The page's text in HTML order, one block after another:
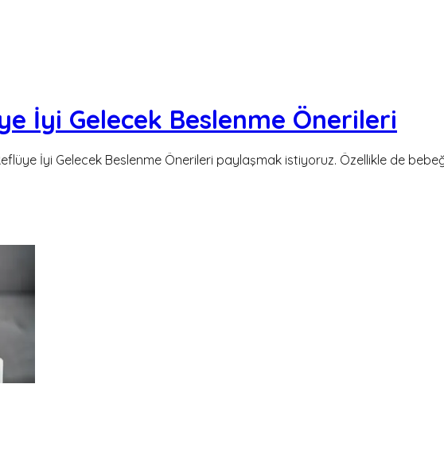
İyi Gelecek Beslenme Önerileri
İyi Gelecek Beslenme Önerileri paylaşmak istiyoruz. Özellikle de